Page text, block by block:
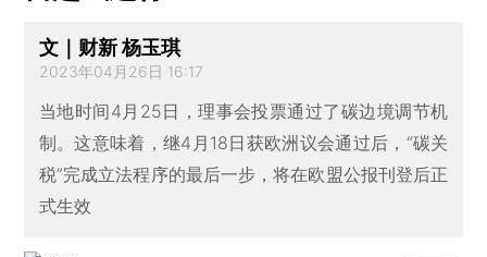
文｜财新 杨玉琪
2023年04月26日 16:17
当地时间4月25日，理事会投票通过了碳边境调节机
制。这意味着，继4月18日获欧洲议会通过后，“碳关
税”完成立法程序的最后一步，将在欧盟公报刊登后正
式生效